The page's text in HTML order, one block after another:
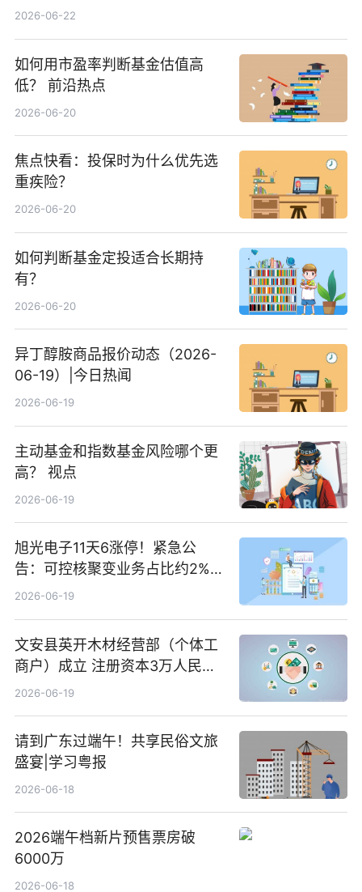
中国增厚利润加速成长 信息
2026-06-22
如何用市盈率判断基金估值高
低？ 前沿热点
2026-06-20
焦点快看：投保时为什么优先选
重疾险？
2026-06-20
如何判断基金定投适合长期持
有？
2026-06-20
异丁醇胺商品报价动态（2026-
06-19）|今日热闻
2026-06-19
主动基金和指数基金风险哪个更
高？ 视点
2026-06-19
旭光电子11天6涨停！紧急公
告：可控核聚变业务占比约2%！
前沿热点
2026-06-19
文安县英开木材经营部（个体工
商户）成立 注册资本3万人民币
新要闻
2026-06-19
请到广东过端午！共享民俗文旅
盛宴|学习粤报
2026-06-18
2026端午档新片预售票房破
6000万
2026-06-18